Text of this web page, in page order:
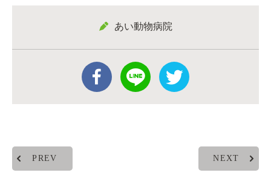
あい動物病院
PREV NEXT